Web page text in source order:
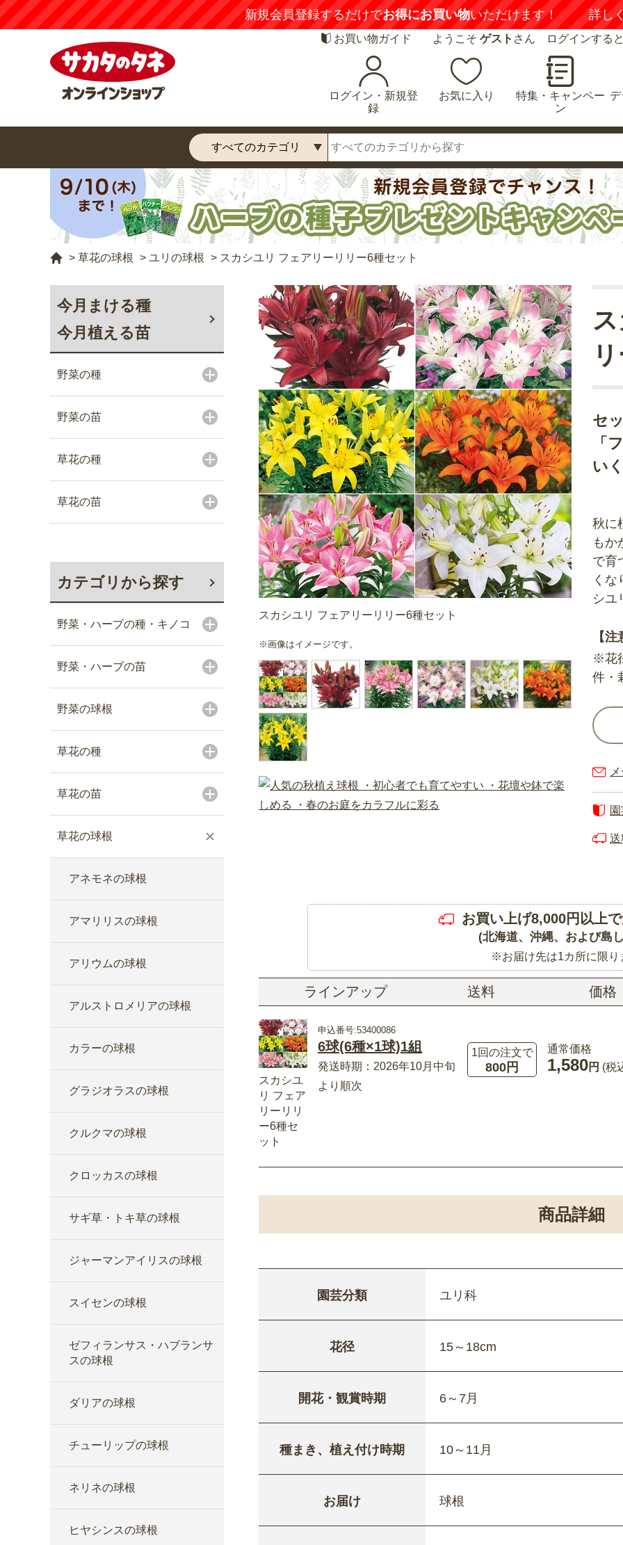
新規会員登録するだけでお得にお買い物いただけます！ 詳し
お買い物ガイド ようこそ ゲスト さん ログインすると
ログイン・新規登
録
お気に入り
特集・キャンペー
ン
> 草花の球根 > ユリの球根 > スカシユリ フェアリーリリー6種セット
今月まける種
今月植える苗
野菜の種
野菜の苗
草花の種
草花の苗
カテゴリから探す
野菜・ハーブの種・キノコ
野菜・ハーブの苗
野菜の球根
草花の種
草花の苗
草花の球根
アネモネの球根
アマリリスの球根
アリウムの球根
アルストロメリアの球根
カラーの球根
グラジオラスの球根
クルクマの球根
クロッカスの球根
サギ草・トキ草の球根
ジャーマンアイリスの球根
スイセンの球根
ゼフィランサス・ハブランサ
スの球根
ダリアの球根
チューリップの球根
ネリネの球根
ヒヤシンスの球根
スカシユリ フェアリーリリー6種セット
※画像はイメージです。
セ
「
い
秋に
もか
で育
くな
シユ
【注
※花
件・
送
お買い上げ8,000円以上で
(北海道、沖縄、および島
※お届け先は1カ所に限り
ラインアップ 送料 価格
スカシユ
リ フェア
リーリリ
ー6種セ
ット
申込番号:53400086
6球(6種×1球)1組
発送時期：2026年10月中旬
より順次
1回の注文で
800円
通常価格
1,580円 (税
商品詳細
園芸分類 ユリ科
花径 15～18cm
開花・観賞時期 6～7月
種まき、植え付け時期 10～11月
お届け 球根